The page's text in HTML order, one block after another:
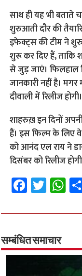
साथ ही यह भी बताते
शुरुआती दौर की
इफेक्ट्स की टीम ने
शुरू कर दिए हैं, ताकि
से जुड़ जाएं। फिलहाल
जानकारी नहीं है।
दीवाली में रिलीज होगी।
शाहरुख़ इन दिनों
हैं। इस फिल्म के लिए
को आनंद एल राय ने
दिसंबर को रिलीज
Fa
ce
b
o
o
k
T
wi
tt
er
W
h
at
p
p
सम्बंधित समाचार